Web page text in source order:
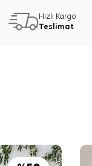
Hızlı Kargo
Teslimat